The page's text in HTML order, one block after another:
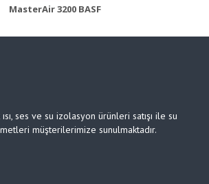
MasterAir 3200 BASF
ses ve su izolasyon ürünleri satışı ile su
müşterilerimize sunulmaktadır.